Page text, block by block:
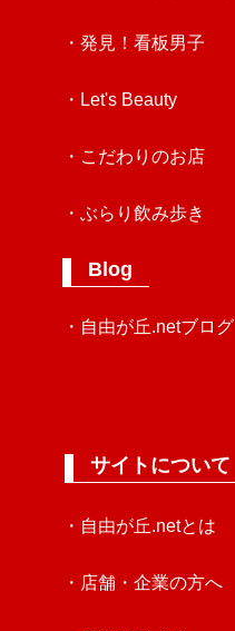
・発見！看板男子
・Let's Beauty
・こだわりのお店
・ぶらり飲み歩き
Blog
・自由が丘.netブログ
サイトについて
・自由が丘.netとは
・店舗・企業の方へ